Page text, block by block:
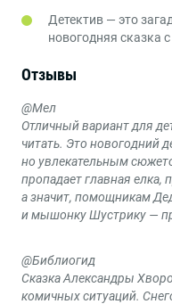
Детектив — это
новогодняя сказка
Отзывы
@Мел
Отличный вариант для
читать. Это новогодний
но увлекательным
пропадает главная елка,
а значит, помощникам
и мышонку Шустрику —
@Библиогид
Сказка Александры
комичных ситуаций.